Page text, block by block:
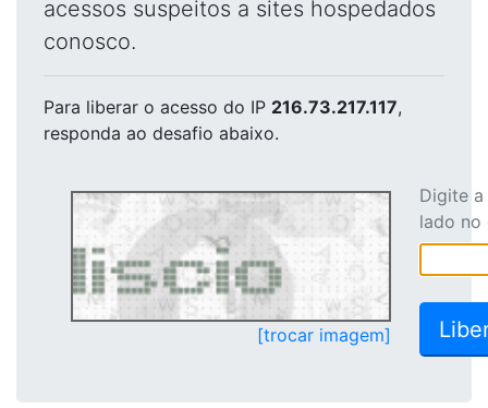
acessos suspeitos a sites hospedados
conosco.
Para liberar o acesso do IP 216.73.217.117,
responda ao desafio abaixo.
[trocar imagem]
Digite
lado no